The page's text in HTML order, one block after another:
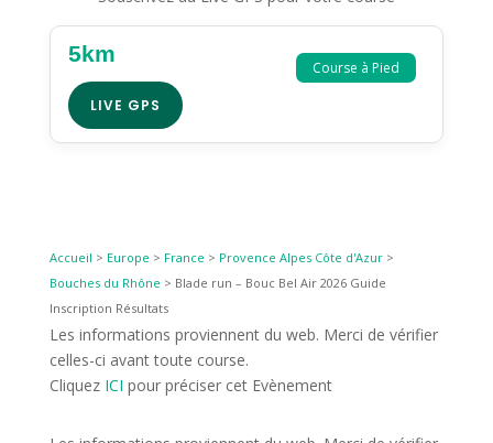
Course à Pied
5km
LIVE GPS
Accueil > Europe > France > Provence Alpes Côte d'Azur>
Bouches du Rhône > Blade run – Bouc Bel Air 2026 Guide
Inscription Résultats
Les informations proviennent du web. Merci de vérifier
celles-ci avant toute course.
Cliquez ICI pour préciser cet Evènement